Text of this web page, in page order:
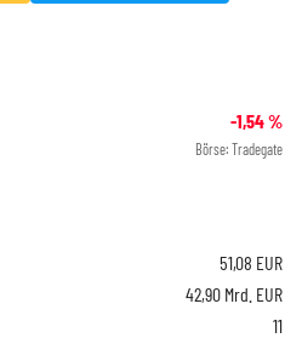
-1,54%
Börse: Tradegate
51,08 EUR
42,90 Mrd. EUR
11